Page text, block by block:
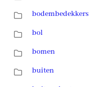
bodembedekkers
bol
bomen
buiten